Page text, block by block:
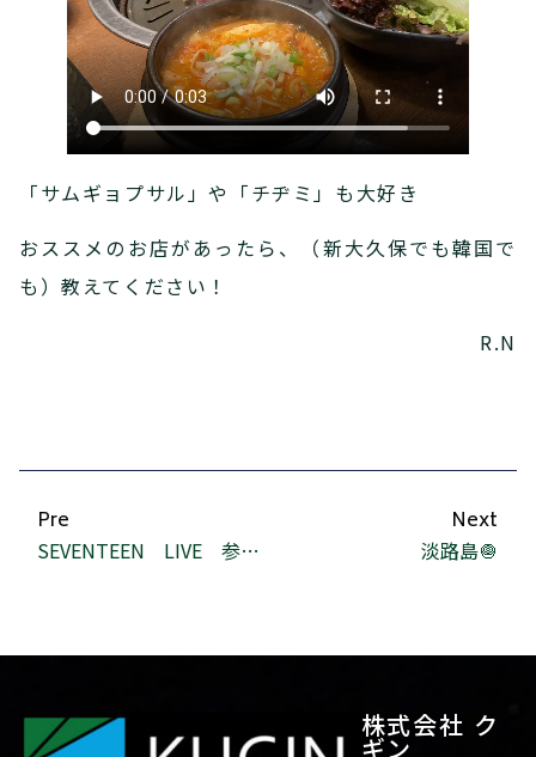
「サムギョプサル」や「チヂミ」も大好き
おススメのお店があったら、（新大久保でも韓国で
も）教えてください！
R.N
Pre
SEVENTEEN LIVE 参戦！！
Next
淡路島🧅
株式会社 ク
ギン